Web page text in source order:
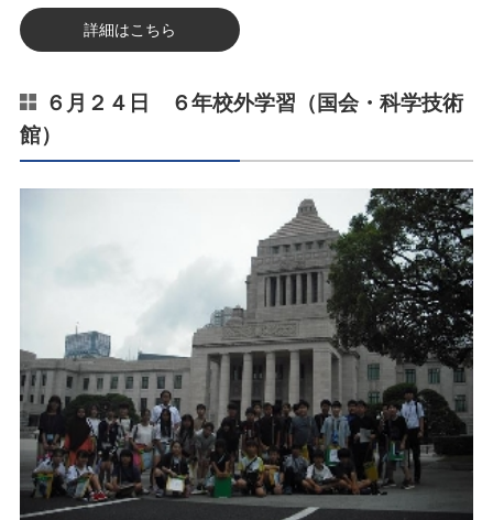
詳細はこちら
６月２４日 ６年校外学習（国会・科学技術
館）